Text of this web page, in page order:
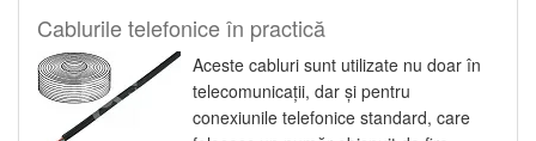
Cablurile telefonice în practică
Aceste cabluri sunt utilizate nu doar în
telecomunicaţii, dar şi pentru
conexiunile telefonice standard, care